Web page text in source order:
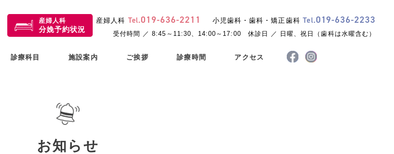
診療科目
婦人科
小児歯科・歯科・
矯正歯科
施設案内 ご挨拶 診療時間 アクセス
産婦人科 Tel.019-636-2211 小児歯科・歯科・矯正歯科 Tel.019-636-2233
受付時間 ／ 8:45～11:30、14:00～17:00 休診日 ／ 日曜、祝日（歯科は水曜含む）
産婦人科
分娩予約状況
お知らせ